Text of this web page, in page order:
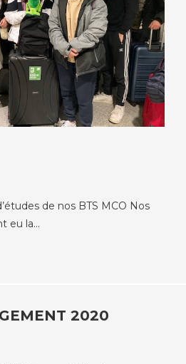
de nos BTS MCO Nos
eu la…
2020